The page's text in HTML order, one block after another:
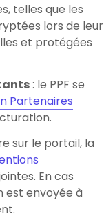
telles que les
lors de leur
et protégées
: le PPF se
Partenaires
sur le portail, la
En cas
est envoyée à